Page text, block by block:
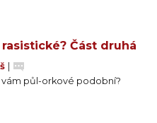
Část druhá
|
vám půl-orkové podobní?